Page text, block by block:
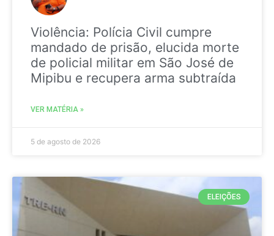
Violência: Polícia Civil cumpre
mandado de prisão, elucida morte
de policial militar em São José de
Mipibu e recupera arma subtraída
VER MATÉRIA »
5 de agosto de 2026
ELEIÇÕES